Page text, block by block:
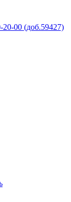
20-00 (доб.59427)